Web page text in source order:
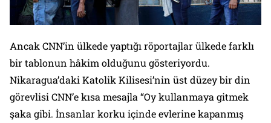
Ancak CNN’in ülkede yaptığı röportajlar ülkede farklı
bir tablonun hâkim olduğunu gösteriyordu.
Nikaragua’daki Katolik Kilisesi’nin üst düzey bir din
görevlisi CNN’e kısa mesajla “Oy kullanmaya gitmek
şaka gibi. İnsanlar korku içinde evlerine kapanmış